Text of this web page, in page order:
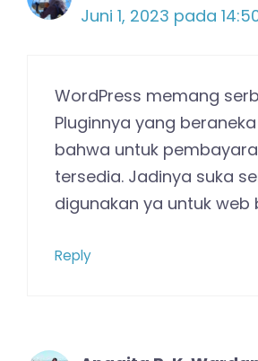
Juni 1, 2023 pada
WordPress memang
Pluginnya yang
bahwa untuk
tersedia. Jadinya suka
digunakan ya untuk web
Reply